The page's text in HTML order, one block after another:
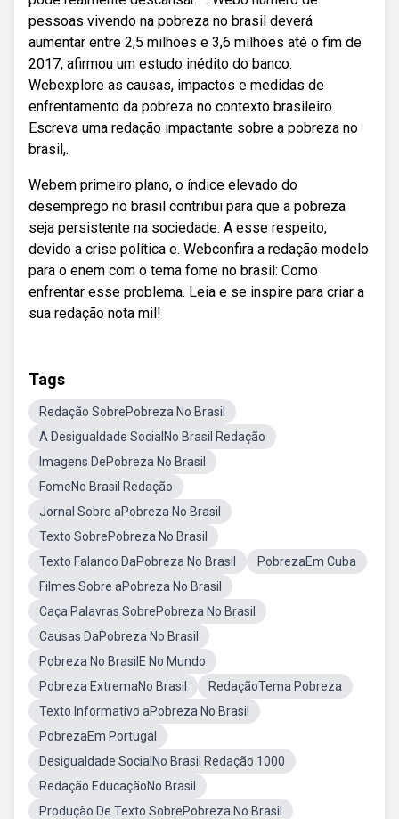
pessoas vivendo na pobreza no brasil deverá
aumentar entre 2,5 milhões e 3,6 milhões até o fim de
2017, afirmou um estudo inédito do banco.
Webexplore as causas, impactos e medidas de
enfrentamento da pobreza no contexto brasileiro.
Escreva uma redação impactante sobre a pobreza no
brasil,.
Webem primeiro plano, o índice elevado do
desemprego no brasil contribui para que a pobreza
seja persistente na sociedade. A esse respeito,
devido a crise política e. Webconfira a redação modelo
para o enem com o tema fome no brasil: Como
enfrentar esse problema. Leia e se inspire para criar a
sua redação nota mil!
Tags
Redação SobrePobreza No Brasil
A Desigualdade SocialNo Brasil Redação
Imagens DePobreza No Brasil
FomeNo Brasil Redação
Jornal Sobre aPobreza No Brasil
Texto SobrePobreza No Brasil
Texto Falando DaPobreza No Brasil
PobrezaEm Cuba
Filmes Sobre aPobreza No Brasil
Caça Palavras SobrePobreza No Brasil
Causas DaPobreza No Brasil
Pobreza No BrasilE No Mundo
Pobreza ExtremaNo Brasil
RedaçãoTema Pobreza
Texto Informativo aPobreza No Brasil
PobrezaEm Portugal
Desigualdade SocialNo Brasil Redação 1000
Redação EducaçãoNo Brasil
Produção De Texto SobrePobreza No Brasil